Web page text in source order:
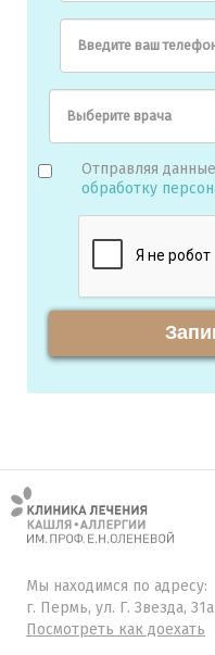
Введите ваш
Отправляя
обработку
Мы находимся по адресу:
г. Пермь, ул. Г. Звезда, 31а
Посмотреть как доехать